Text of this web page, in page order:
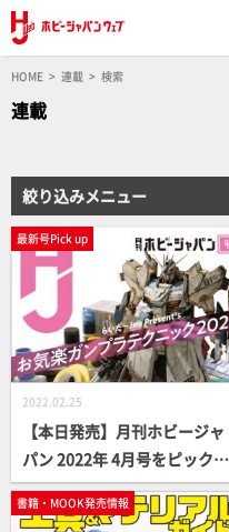
HOME 連載 検索
連載
絞り込みメニュー
最新号Pick up
2022.02.25
【本日発売】月刊ホビージャ
パン 2022年 4月号をピックア
ップ！
書籍・MOOK発売情報